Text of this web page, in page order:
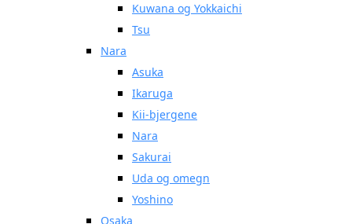
Kuwana og Yokkaichi
Tsu
Nara
Asuka
Ikaruga
Kii-bjergene
Nara
Sakurai
Uda og omegn
Yoshino
Osaka